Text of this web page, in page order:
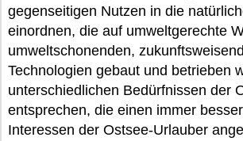
gegenseitigen Nutzen in die
einordnen, die auf umweltgerechte
umweltschonenden,
Technologien gebaut und betrieben
unterschiedlichen Bedürfnissen der
entsprechen, die einen immer
Interessen der Ostsee-Urlauber